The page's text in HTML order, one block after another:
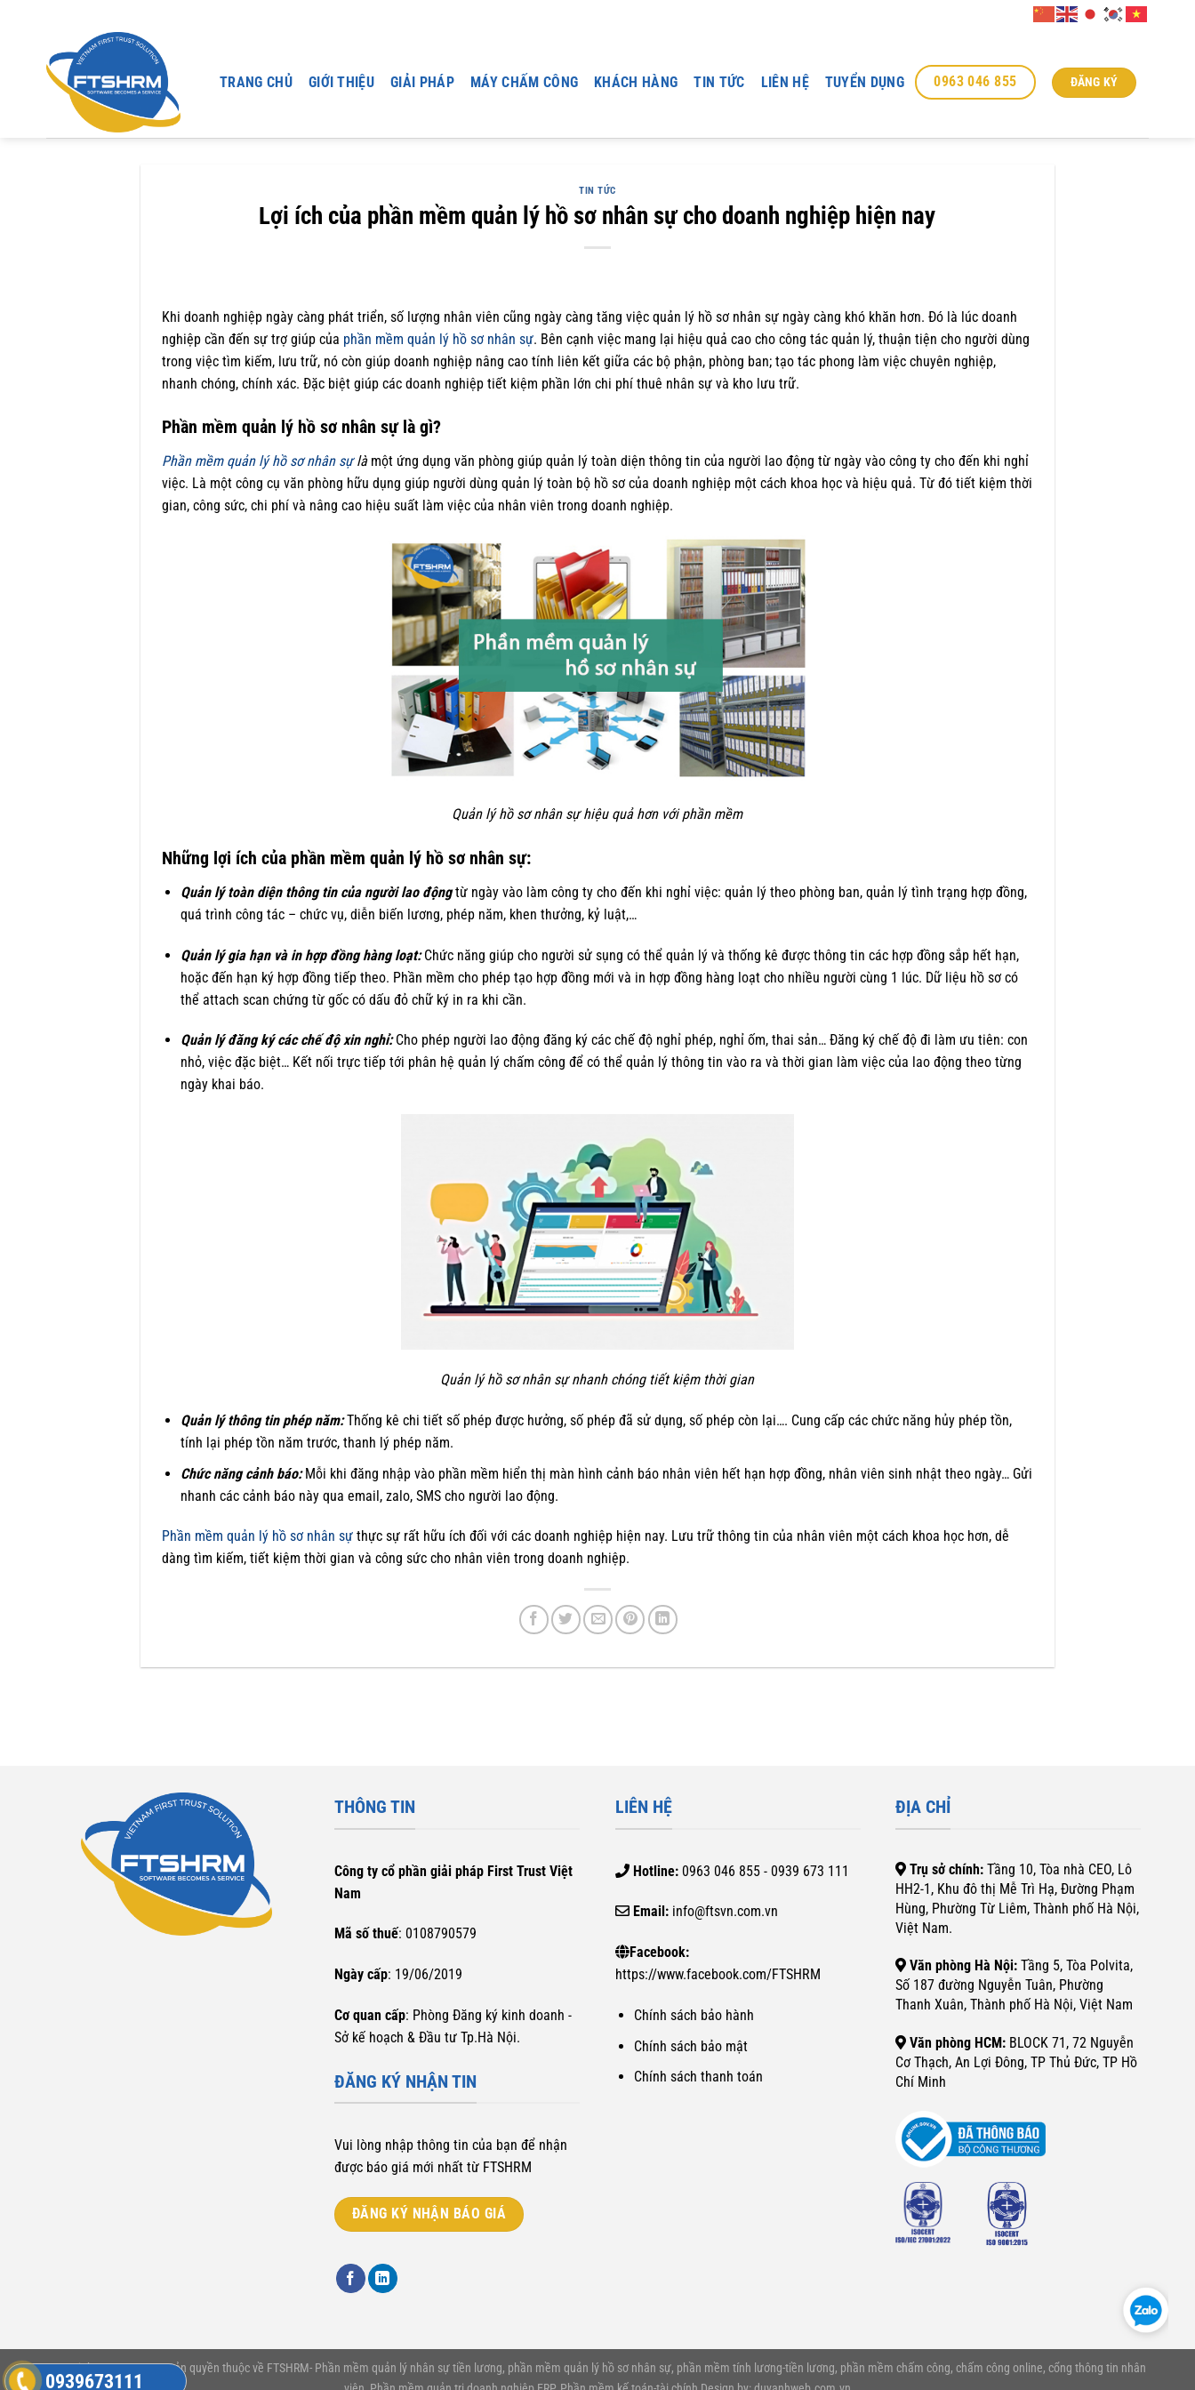
0939673111
TRANG CHỦ GIỚI THIỆU GIẢI PHÁP MÁY CHẤM CÔNG KHÁCH HÀNG TIN TỨC LIÊN HỆ TUYỂN DỤNG 0963 046 855 ĐĂNG KÝ
TIN TỨC
Lợi ích của phần mềm quản lý hồ sơ nhân sự cho doanh nghiệp hiện nay
Khi doanh nghiệp ngày càng phát triển, số lượng nhân viên cũng ngày càng tăng việc quản lý hồ sơ nhân sự ngày càng khó khăn hơn. Đó là lúc doanh
nghiệp cần đến sự trợ giúp của phần mềm quản lý hồ sơ nhân sự. Bên cạnh việc mang lại hiệu quả cao cho công tác quản lý, thuận tiện cho người dùng
trong việc tìm kiếm, lưu trữ, nó còn giúp doanh nghiệp nâng cao tính liên kết giữa các bộ phận, phòng ban; tạo tác phong làm việc chuyên nghiệp,
nhanh chóng, chính xác. Đặc biệt giúp các doanh nghiệp tiết kiệm phần lớn chi phí thuê nhân sự và kho lưu trữ.
Phần mềm quản lý hồ sơ nhân sự là gì?
Phần mềm quản lý hồ sơ nhân sựlà một ứng dụng văn phòng giúp quản lý toàn diện thông tin của người lao động từ ngày vào công ty cho đến khi nghỉ
việc. Là một công cụ văn phòng hữu dụng giúp người dùng quản lý toàn bộ hồ sơ của doanh nghiệp một cách khoa học và hiệu quả. Từ đó tiết kiệm thời
gian, công sức, chi phí và nâng cao hiệu suất làm việc của nhân viên trong doanh nghiệp.
Quản lý hồ sơ nhân sự hiệu quả hơn với phần mềm
Những lợi ích của phần mềm quản lý hồ sơ nhân sự:
Quản lý toàn diện thông tin của người lao độngtừ ngày vào làm công ty cho đến khi nghỉ việc: quản lý theo phòng ban, quản lý tình trạng hợp đồng,
quá trình công tác – chức vụ, diễn biến lương, phép năm, khen thưởng, kỷ luật,…
Quản lý gia hạn và in hợp đồng hàng loạt:Chức năng giúp cho người sử sụng có thể quản lý và thống kê được thông tin các hợp đồng sắp hết hạn,
hoặc đến hạn ký hợp đồng tiếp theo. Phần mềm cho phép tạo hợp đồng mới và in hợp đồng hàng loạt cho nhiều người cùng 1 lúc. Dữ liệu hồ sơ có
thể attach scan chứng từ gốc có dấu đỏ chữ ký in ra khi cần.
Quản lý đăng ký các chế độ xin nghỉ:Cho phép người lao động đăng ký các chế độ nghỉ phép, nghỉ ốm, thai sản… Đăng ký chế độ đi làm ưu tiên: con
nhỏ, việc đặc biệt… Kết nối trực tiếp tới phân hệ quản lý chấm công để có thể quản lý thông tin vào ra và thời gian làm việc của lao động theo từng
ngày khai báo.
Quản lý hồ sơ nhân sự nhanh chóng tiết kiệm thời gian
Quản lý thông tin phép năm:Thống kê chi tiết số phép được hưởng, số phép đã sử dụng, số phép còn lại…. Cung cấp các chức năng hủy phép tồn,
tính lại phép tồn năm trước, thanh lý phép năm.
Chức năng cảnh báo:Mỗi khi đăng nhập vào phần mềm hiển thị màn hình cảnh báo nhân viên hết hạn hợp đồng, nhân viên sinh nhật theo ngày… Gửi
nhanh các cảnh báo này qua email, zalo, SMS cho người lao động.
Phần mềm quản lý hồ sơ nhân sựthực sự rất hữu ích đối với các doanh nghiệp hiện nay. Lưu trữ thông tin của nhân viên một cách khoa học hơn, dễ
dàng tìm kiếm, tiết kiệm thời gian và công sức cho nhân viên trong doanh nghiệp.
THÔNG TIN
Công ty cổ phần giải pháp First Trust Việt
Nam
Mã số thuế: 0108790579
Ngày cấp: 19/06/2019
Cơ quan cấp: Phòng Đăng ký kinh doanh -
Sở kế hoạch & Đầu tư Tp.Hà Nội.
ĐĂNG KÝ NHẬN TIN
Vui lòng nhập thông tin của bạn để nhận
được báo giá mới nhất từ FTSHRM
ĐĂNG KÝ NHẬN BÁO GIÁ
LIÊN HỆ
Hotline:0963 046 855 - 0939 673 111
Email: info@ftsvn.com.vn
Facebook:
https://www.facebook.com/FTSHRM
Chính sách bảo hành
Chính sách bảo mật
Chính sách thanh toán
ĐỊA CHỈ
Trụ sở chính:Tầng 10, Tòa nhà CEO, Lô
HH2-1, Khu đô thị Mễ Trì Hạ, Đường Phạm
Hùng, Phường Từ Liêm, Thành phố Hà Nội,
Việt Nam.
Văn phòng Hà Nội:Tầng 5, Tòa Polvita,
Số 187 đường Nguyễn Tuân, Phường
Thanh Xuân, Thành phố Hà Nội, Việt Nam
Văn phòng HCM: BLOCK 71, 72 Nguyễn
Cơ Thạch, An Lợi Đông, TP Thủ Đức, TP Hồ
Chí Minh
Copyright © 2012-2020 Bản quyền thuộc về FTSHRM- Phần mềm quản lý nhân sự tiền lương, phần mềm quản lý hồ sơ nhân sự, phần mềm tính lương-tiền lương, phần mềm chấm công, chấm công online, cổng thông tin nhân